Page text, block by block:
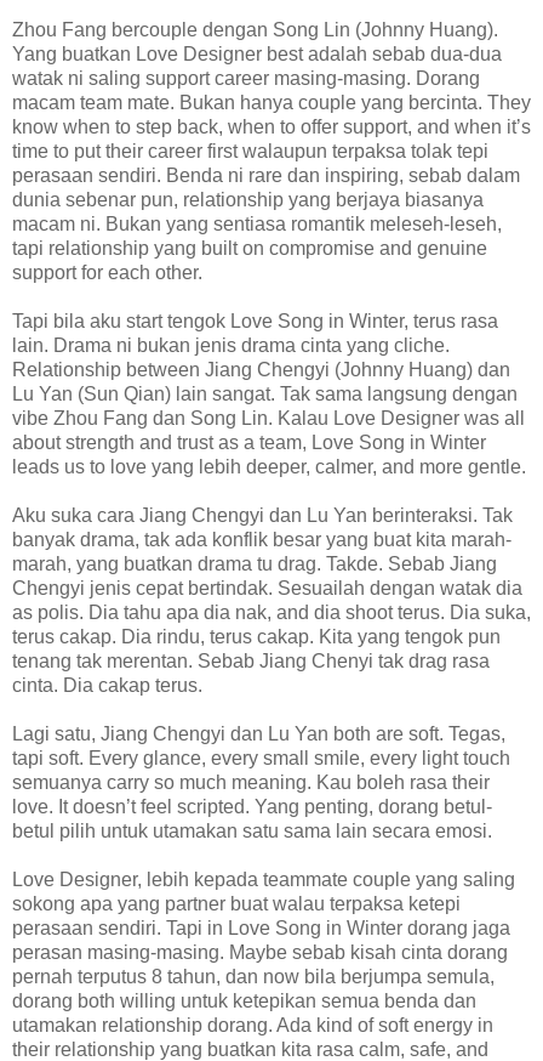
Zhou Fang bercouple dengan Song Lin (Johnny Huang).
Yang buatkan Love Designer best adalah sebab dua-dua
watak ni saling support career masing-masing. Dorang
macam team mate. Bukan hanya couple yang bercinta. They
know when to step back, when to offer support, and when it’s
time to put their career first walaupun terpaksa tolak tepi
perasaan sendiri. Benda ni rare dan inspiring, sebab dalam
dunia sebenar pun, relationship yang berjaya biasanya
macam ni. Bukan yang sentiasa romantik meleseh-leseh,
tapi relationship yang built on compromise and genuine
support for each other.
Tapi bila aku start tengok Love Song in Winter, terus rasa
lain. Drama ni bukan jenis drama cinta yang cliche.
Relationship between Jiang Chengyi (Johnny Huang) dan
Lu Yan (Sun Qian) lain sangat. Tak sama langsung dengan
vibe Zhou Fang dan Song Lin. Kalau Love Designer was all
about strength and trust as a team, Love Song in Winter
leads us to love yang lebih deeper, calmer, and more gentle.
Aku suka cara Jiang Chengyi dan Lu Yan berinteraksi. Tak
banyak drama, tak ada konflik besar yang buat kita marah-
marah, yang buatkan drama tu drag. Takde. Sebab Jiang
Chengyi jenis cepat bertindak. Sesuailah dengan watak dia
as polis. Dia tahu apa dia nak, and dia shoot terus. Dia suka,
terus cakap. Dia rindu, terus cakap. Kita yang tengok pun
tenang tak merentan. Sebab Jiang Chenyi tak drag rasa
cinta. Dia cakap terus.
Lagi satu, Jiang Chengyi dan Lu Yan both are soft. Tegas,
tapi soft. Every glance, every small smile, every light touch
semuanya carry so much meaning. Kau boleh rasa their
love. It doesn’t feel scripted. Yang penting, dorang betul-
betul pilih untuk utamakan satu sama lain secara emosi.
Love Designer, lebih kepada teammate couple yang saling
sokong apa yang partner buat walau terpaksa ketepi
perasaan sendiri. Tapi in Love Song in Winter dorang jaga
perasan masing-masing. Maybe sebab kisah cinta dorang
pernah terputus 8 tahun, dan now bila berjumpa semula,
dorang both willing untuk ketepikan semua benda dan
utamakan relationship dorang. Ada kind of soft energy in
their relationship yang buatkan kita rasa calm, safe, and